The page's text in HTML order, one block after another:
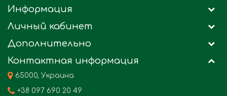
Информация
Личный кабинет
Дополнительно
Контактная информация
65000, Украина
+38 097 690 20 49